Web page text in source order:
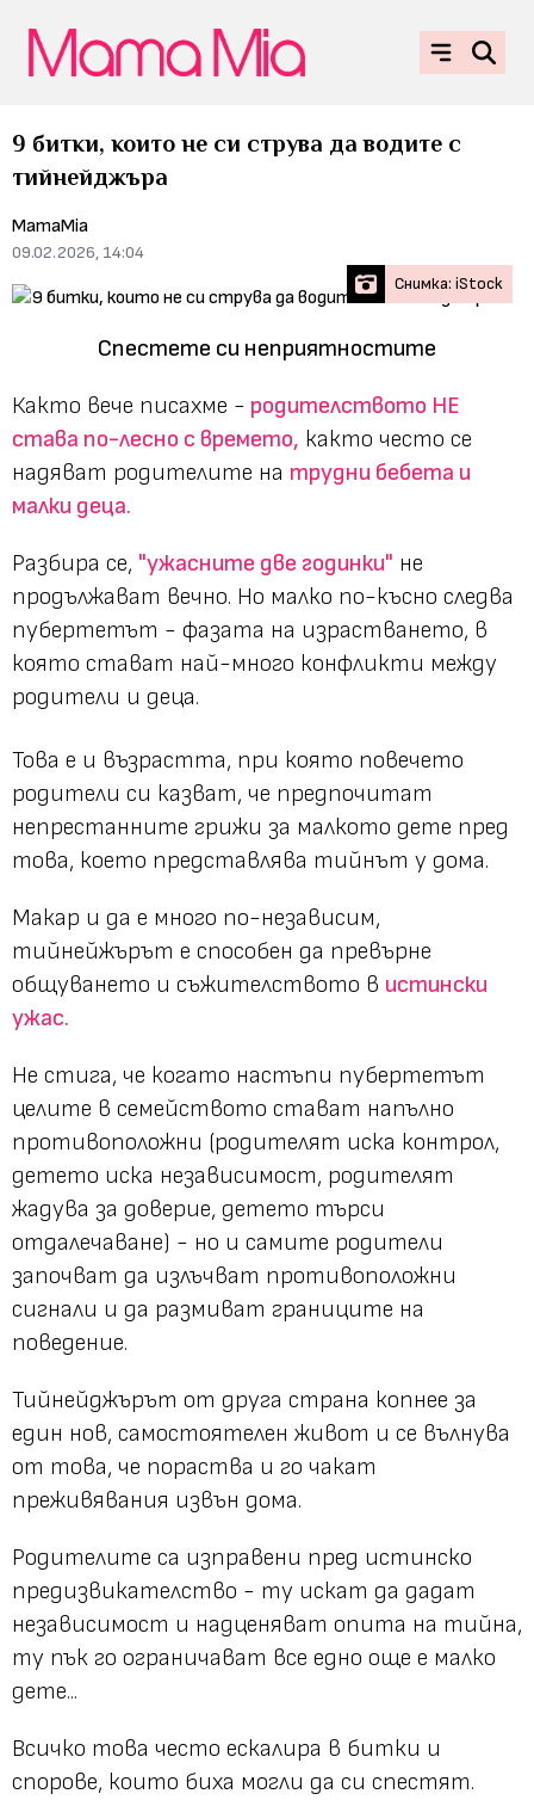
9 битки, които не си струва да водите с
тийнейджъра
MamaMia
09.02.2026, 14:04
Снимка: iStock
Спестете си неприятностите
Както вече писахме - родителството НЕ
става по-лесно с времето, както често се
надяват родителите на трудни бебета и
малки деца.
Разбира се, "ужасните две годинки" не
продължават вечно. Но малко по-късно следва
пубертетът - фазата на израстването, в
която стават най-много конфликти между
родители и деца.
Това е и възрастта, при която повечето
родители си казват, че предпочитат
непрестанните грижи за малкото дете пред
това, което представлява тийнът у дома.
Макар и да е много по-независим,
тийнейжърът е способен да превърне
общуването и съжителството в истински
ужас.
Не стига, че когато настъпи пубертетът
целите в семейството стават напълно
противоположни (родителят иска контрол,
детето иска независимост, родителят
жадува за доверие, детето търси
отдалечаване) - но и самите родители
започват да излъчват противоположни
сигнали и да размиват границите на
поведение.
Тийнейджърът от друга страна копнее за
един нов, самостоятелен живот и се вълнува
от това, че пораства и го чакат
преживявания извън дома.
Родителите са изправени пред истинско
предизвикателство - ту искат да дадат
независимост и надценяват опита на тийна,
ту пък го ограничават все едно още е малко
дете...
Всичко това често ескалира в битки и
спорове, които биха могли да си спестят.